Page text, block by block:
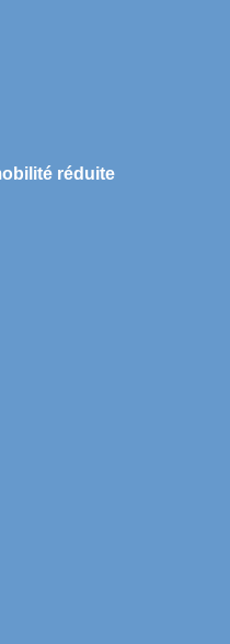
réduite